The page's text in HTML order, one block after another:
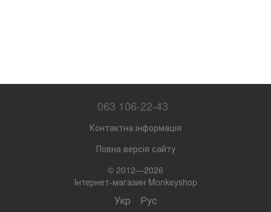
063 106-22-43
Контактна інформація
Повна версія сайту
© 2012—2026
Інтернет-магазин Monkeyshop
Укр Рус